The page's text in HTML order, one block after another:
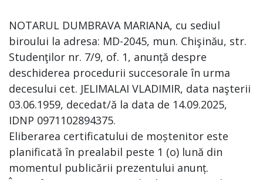
NOTARUL DUMBRAVA MARIANA, cu sediul
biroului la adresa: MD-2045, mun. Chişinău, str.
Studenţilor nr. 7/9, of. 1, anunță despre
deschiderea procedurii succesorale în urma
decesului cet. JELIMALAI VLADIMIR, data naşterii
03.06.1959, decedat/ă la data de 14.09.2025,
IDNP 0971102894375.
Eliberarea certificatului de moștenitor este
planificată în prealabil peste 1 (o) lună din
momentul publicării prezentului anunț.